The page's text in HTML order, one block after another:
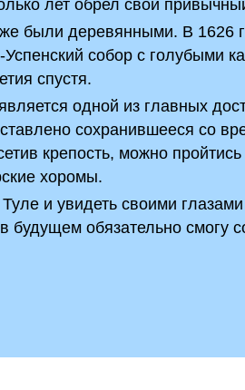
лет обрел свой
были деревянными. В 1626
собор с голубыми
спустя.
одной из главных
сохранившееся со
крепость, можно
хоромы.
и увидеть своими
будущем обязательно смогу